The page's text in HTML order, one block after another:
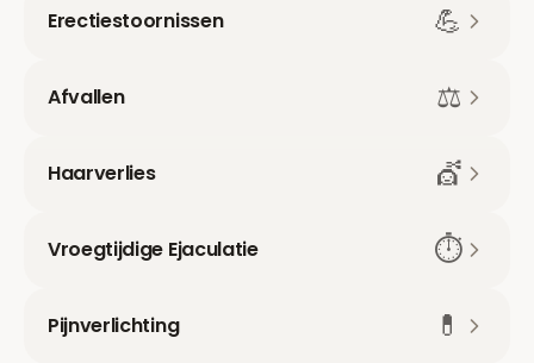
Erectiestoornissen 💪
Afvallen ⚖️
Haarverlies 💇
Vroegtijdige Ejaculatie ⏱️
Pijnverlichting 💊